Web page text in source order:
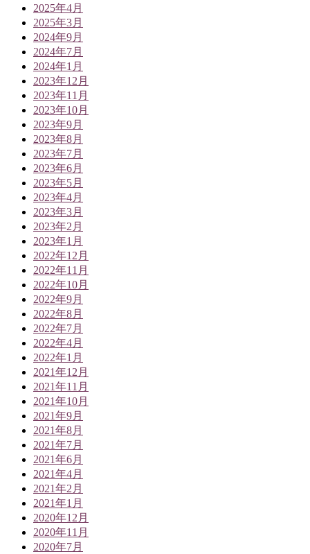
2025年4月
2025年3月
2024年9月
2024年7月
2024年1月
2023年12月
2023年11月
2023年10月
2023年9月
2023年8月
2023年7月
2023年6月
2023年5月
2023年4月
2023年3月
2023年2月
2023年1月
2022年12月
2022年11月
2022年10月
2022年9月
2022年8月
2022年7月
2022年4月
2022年1月
2021年12月
2021年11月
2021年10月
2021年9月
2021年8月
2021年7月
2021年6月
2021年4月
2021年2月
2021年1月
2020年12月
2020年11月
2020年7月